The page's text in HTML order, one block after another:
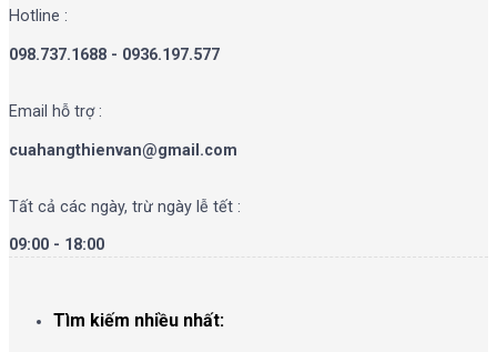
Hotline :
098.737.1688 - 0936.197.577
Email hỗ trợ :
cuahangthienvan@gmail.com
Tất cả các ngày, trừ ngày lễ tết :
09:00 - 18:00
Tìm kiếm nhiều nhất: